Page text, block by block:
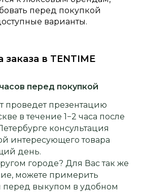
перед покупкой
варианты.
в TENTIME
перед покупкой
проведет презентацию
в течение 1−2 часа после
консультация
интересующего товара
день.
городе? Для Вас так же
можете примерить
перед выкупом в удобном